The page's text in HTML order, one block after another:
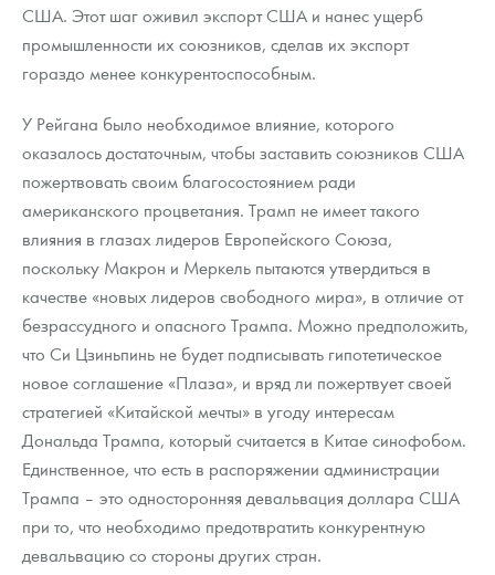
США. Этот шаг оживил экспорт США и нанес ущерб
промышленности их союзников, сделав их экспорт
гораздо менее конкурентоспособным.
У Рейгана было необходимое влияние, которого
оказалось достаточным, чтобы заставить союзников США
пожертвовать своим благосостоянием ради
американского процветания. Трамп не имеет такого
влияния в глазах лидеров Европейского Союза,
поскольку Макрон и Меркель пытаются утвердиться в
качестве «новых лидеров свободного мира», в отличие от
безрассудного и опасного Трампа. Можно предположить,
что Си Цзиньпинь не будет подписывать гипотетическое
новое соглашение «Плаза», и вряд ли пожертвует своей
стратегией «Китайской мечты» в угоду интересам
Дональда Трампа, который считается в Китае синофобом.
Единственное, что есть в распоряжении администрации
Трампа – это односторонняя девальвация доллара США
при то, что необходимо предотвратить конкурентную
девальвацию со стороны других стран.